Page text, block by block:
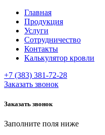
Главная
Продукция
Услуги
Сотрудничество
Контакты
Калькулятор кровли
+7 (383) 381-72-28
Заказать звонок
Заказать звонок
Заполните поля ниже